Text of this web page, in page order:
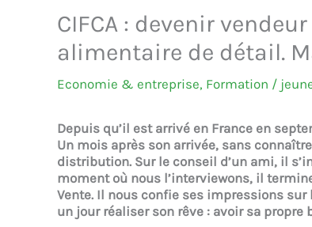
CIFCA : devenir
alimentaire de détail.
Economie & entreprise, Formation /
Depuis qu’il est arrivé en France en
Un mois après son arrivée, sans
distribution. Sur le conseil d’un ami, il
moment où nous l’interviewons, il
Vente. Il nous confie ses impressions
un jour réaliser son rêve : avoir sa